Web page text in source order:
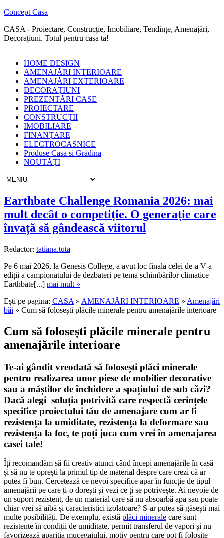
Concept Casa
CASA - Proiectare, Construcție, Imobiliare, Tendințe, Amenajări,
Decorațiuni. Totul pentru casa ta!
HOME DESIGN
AMENAJĂRI INTERIOARE
AMENAJĂRI EXTERIOARE
DECORAȚIUNI
PREZENTĂRI CASE
PROIECTARE
CONSTRUCȚII
IMOBILIARE
FINANȚARE
ELECTROCASNICE
Produse Casa si Gradina
NOUTĂȚI
Earthbate Challenge Romania 2026: mai
mult decât o competiție. O generație care
învață să gândească viitorul
Redactor: tatiana.tuta
Pe 6 mai 2026, la Genesis College, a avut loc finala celei de-a V-a
ediții a campionatului de dezbateri pe tema schimbărilor climatice –
Earthbate[...] mai mult »
Ești pe pagina: CASA » AMENAJĂRI INTERIOARE » Amenajări
băi » Cum să folosești plăcile minerale pentru amenajările interioare
Cum să folosești plăcile minerale pentru
amenajările interioare
Te-ai gândit vreodată să folosești plăci minerale
pentru realizarea unor piese de mobilier decorative
sau a măștilor de închidere a spațiului de sub căzi?
Dacă alegi soluția potrivită care respectă cerințele
specifice proiectului tău de amenajare cum ar fi
rezistența la umiditate, rezistența la deformare sau
rezistența la foc, te poți juca cum vrei în amenajarea
casei tale!
Îți recomandăm să fii creativ atunci când începi amenajările în casă
și să nu te oprești la primul tip de material despre care crezi că ar
putea fi bun. Cercetează ce nevoi specifice apar în funcție de tipul
amenajării pe care ți-o dorești și vezi ce ți se potrivește. Ai nevoie de
un suport rezistent, de un material care să nu absoarbă apa sau poate
chiar vrei să aibă și caracteristici izolatoare? S-ar putea să găsești mai
multe posibilități. De exemplu, există plăci minerale care sunt
rezistente în condiții de umiditate, permit transferul de vapori și nu
favorizează apariția mucegaiului, motiv pentru care pot fi folosite